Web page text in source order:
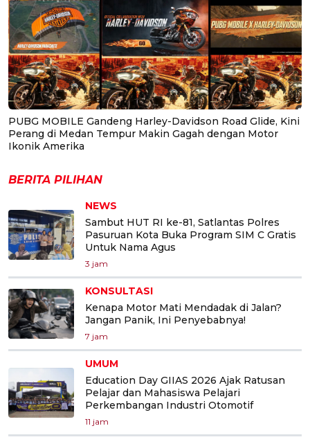
PUBG MOBILE Gandeng Harley-Davidson Road Glide, Kini
Perang di Medan Tempur Makin Gagah dengan Motor
Ikonik Amerika
BERITA PILIHAN
NEWS
Sambut HUT RI ke-81, Satlantas Polres
Pasuruan Kota Buka Program SIM C Gratis
Untuk Nama Agus
3 jam
KONSULTASI
Kenapa Motor Mati Mendadak di Jalan?
Jangan Panik, Ini Penyebabnya!
7 jam
UMUM
Education Day GIIAS 2026 Ajak Ratusan
Pelajar dan Mahasiswa Pelajari
Perkembangan Industri Otomotif
11 jam